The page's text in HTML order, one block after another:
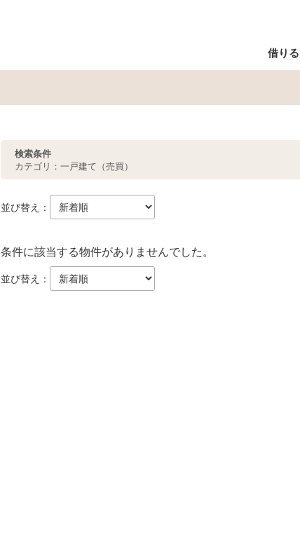
借りる
検索条件
カテゴリ：一戸建て（売買）
並び替え：
条件に該当する物件がありませんでした。
並び替え：